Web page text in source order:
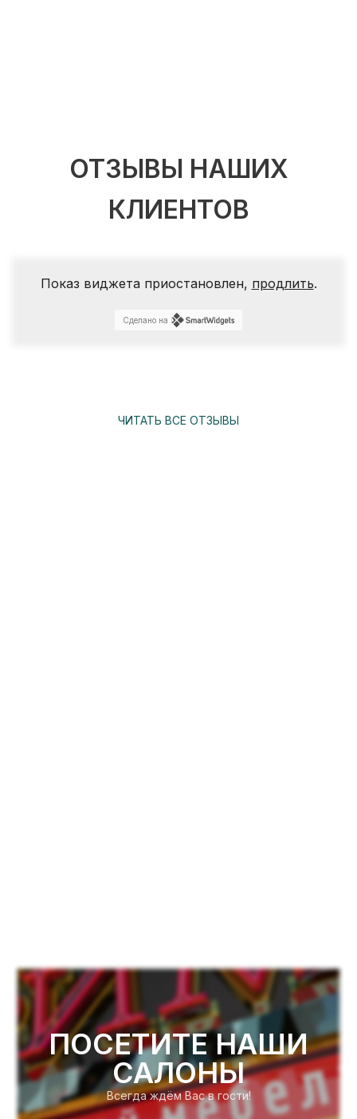
ОТЗЫВЫ НАШИХ
КЛИЕНТОВ
Показ виджета приостановлен, продлить.
Сделано на
ЧИТАТЬ ВСЕ ОТЗЫВЫ
ПОСЕТИТЕ НАШИ
САЛОНЫ
Всегда ждём Вас в гости!